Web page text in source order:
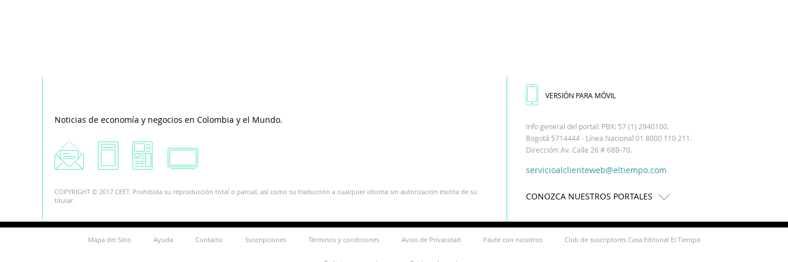
Noticias de economía y negocios en Colombia y el Mundo.
COPYRIGHT © 2017 CEET. Prohibida su reproducción total o parcial, así como su traducción a cualquier idioma sin autorización escrita de su
titular.
VERSIÓN PARA MÓVIL
Info general del portal: PBX: 57 (1) 2940100.
Bogotá 5714444 - Línea Nacional 01 8000 110 211.
Dirección: Av. Calle 26 # 68B-70.
servicioalclienteweb@eltiempo.com
CONOZCA NUESTROS PORTALES
Mapa del Sitio Ayuda Contacto Suscripciones Términos y condiciones Aviso de Privacidad Paute con nosotros Club de suscriptores Casa Editorial El Tiempo